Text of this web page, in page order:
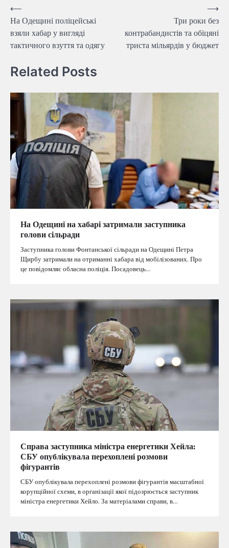
Навігація
записів
⟵
На Одещині поліцейські
взяли хабар у вигляді
тактичного взуття та одягу
Три роки без
контрабандистів та обіцяні
триста мільярдів у бюджет
⟶
Related Posts
На Одещині на хабарі затримали заступника
голови сільради
Заступника голови Фонтанської сільради на Одещині Петра
Щирбу затримали на отриманні хабара від мобілізованих. Про
це повідомляє обласна поліція. Посадовець…
Справа заступника міністра енергетики Хейла:
СБУ опублікувала перехоплені розмови
фігурантів
СБУ опублікувала перехоплені розмови фігурантів масштабної
корупційної схеми, в організації якої підозрюється заступник
міністра енергетики Хейло. За матеріалами справи, в…